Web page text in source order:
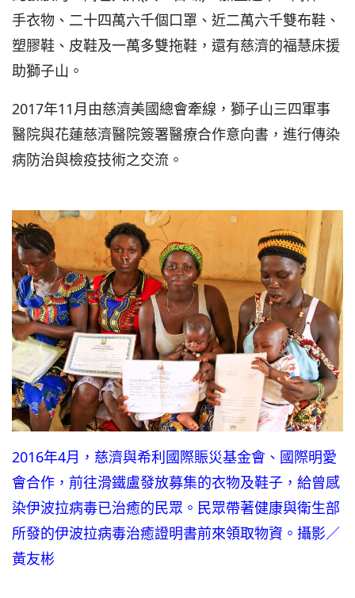
手衣物、二十四萬六千個口罩、近二萬六千雙布鞋、
塑膠鞋、皮鞋及一萬多雙拖鞋，還有慈濟的福慧床援
助獅子山。
2017年11月由慈濟美國總會牽線，獅子山三四軍事
醫院與花蓮慈濟醫院簽署醫療合作意向書，進行傳染
病防治與檢疫技術之交流。
2016年4月，慈濟與希利國際賑災基金會、國際明愛
會合作，前往滑鐵盧發放募集的衣物及鞋子，給曾感
染伊波拉病毒已治癒的民眾。民眾帶著健康與衛生部
所發的伊波拉病毒治癒證明書前來領取物資。攝影／
黃友彬